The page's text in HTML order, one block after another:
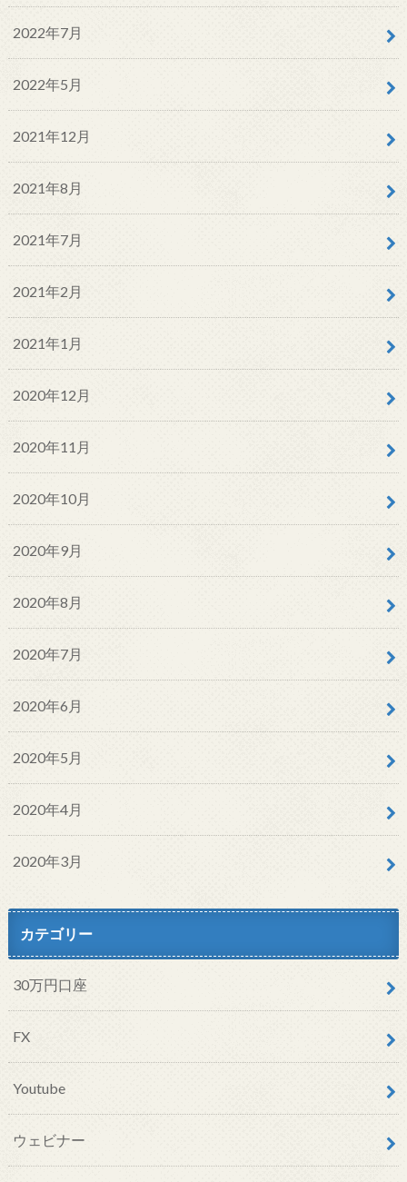
2022年7月
2022年5月
2021年12月
2021年8月
2021年7月
2021年2月
2021年1月
2020年12月
2020年11月
2020年10月
2020年9月
2020年8月
2020年7月
2020年6月
2020年5月
2020年4月
2020年3月
カテゴリー
30万円口座
FX
Youtube
ウェビナー